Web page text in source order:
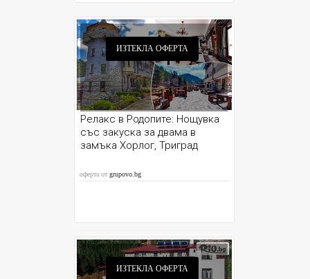
ИЗТЕКЛА ОФЕРТА
Релакс в Родопите: Нощувка
със закуска за двама в
замъка Хорлог, Триград
оферта отgrupovo.bg
ИЗТЕКЛА ОФЕРТА